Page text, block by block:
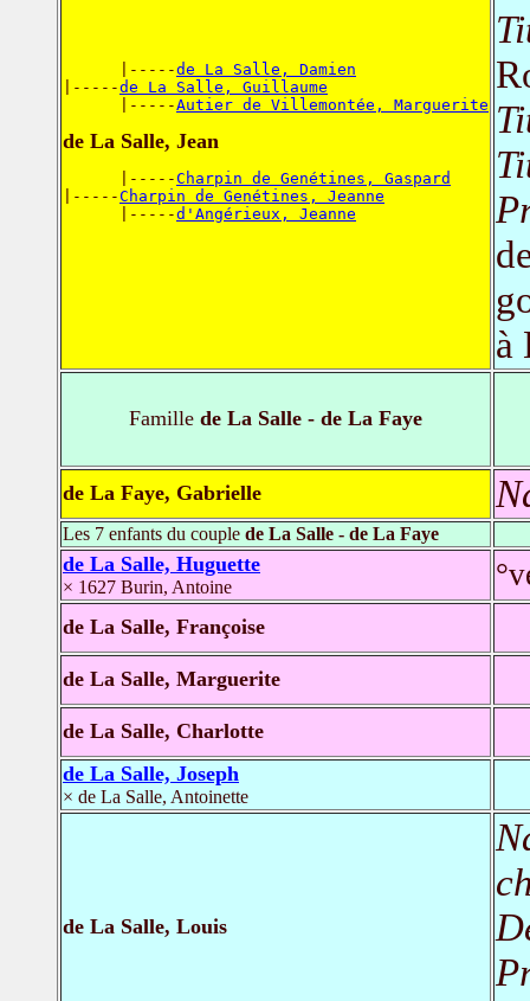
      |-----
de La Salle, Damien
|-----de La Salle, Guillaume
      |-----
Autier de Villemontée, Marguerite
de La Salle, Jean
      |-----
Charpin de Genétines, Gaspard
|-----Charpin de Genétines, Jeanne
      |-----
d'Angérieux, Jeanne
à
Famille de La Salle - de La Faye
de La Faye, Gabrielle
Les 7 enfants du couple de La Salle - de La Faye
de La Salle, Huguette
× 1627 Burin, Antoine
de La Salle, Françoise
de La Salle, Marguerite
de La Salle, Charlotte
de La Salle, Joseph
× de La Salle, Antoinette
de La Salle, Louis